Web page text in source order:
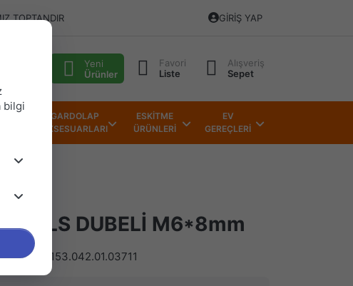
TOPTANDIR GIRIŞ YAP
Yeni
Ürünler
Favori
Liste
Alışveriş
Sepet
GARDOLAP
AKSESUARLARI
ESKİTME
ÜRÜNLERİ
EV
GEREÇLERİ
PLS DUBELİ M6*8mm
(SKU) 153.042.01.03711
bilgi